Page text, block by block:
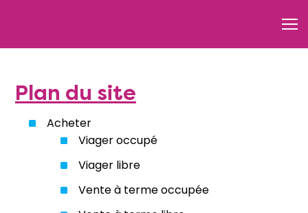
Plan du site
Acheter
Viager occupé
Viager libre
Vente à terme occupée